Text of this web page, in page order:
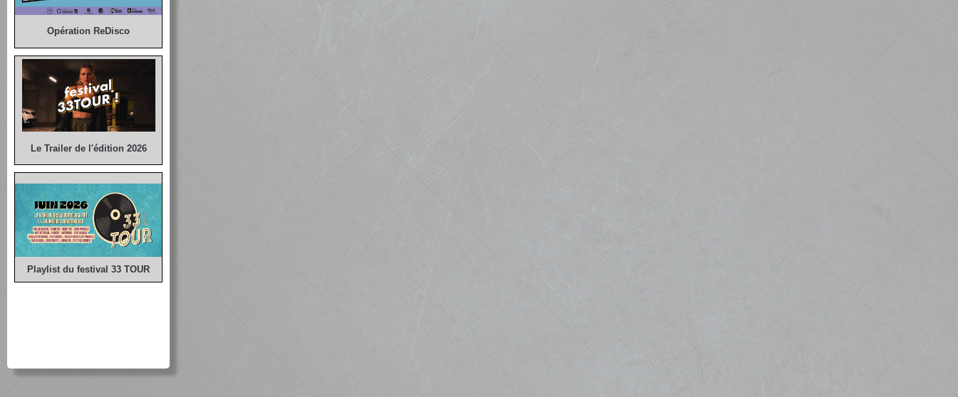
Opération ReDisco
Le Trailer de l'édition 2026
Playlist du festival 33 TOUR